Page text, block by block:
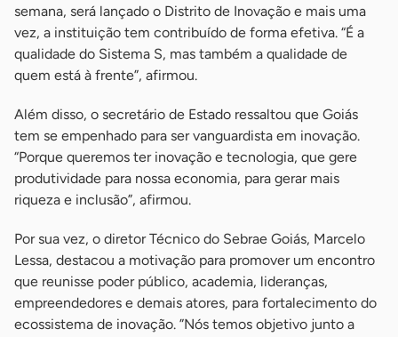
semana, será lançado o Distrito de Inovação e mais uma
vez, a instituição tem contribuído de forma efetiva. “É a
qualidade do Sistema S, mas também a qualidade de
quem está à frente”, afirmou.
Além disso, o secretário de Estado ressaltou que Goiás
tem se empenhado para ser vanguardista em inovação.
“Porque queremos ter inovação e tecnologia, que gere
produtividade para nossa economia, para gerar mais
riqueza e inclusão”, afirmou.
Por sua vez, o diretor Técnico do Sebrae Goiás, Marcelo
Lessa, destacou a motivação para promover um encontro
que reunisse poder público, academia, lideranças,
empreendedores e demais atores, para fortalecimento do
ecossistema de inovação. ”Nós temos objetivo junto a